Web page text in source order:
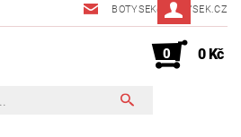
BOTYSEK@BOTYSEK.CZ
0 0 Kč